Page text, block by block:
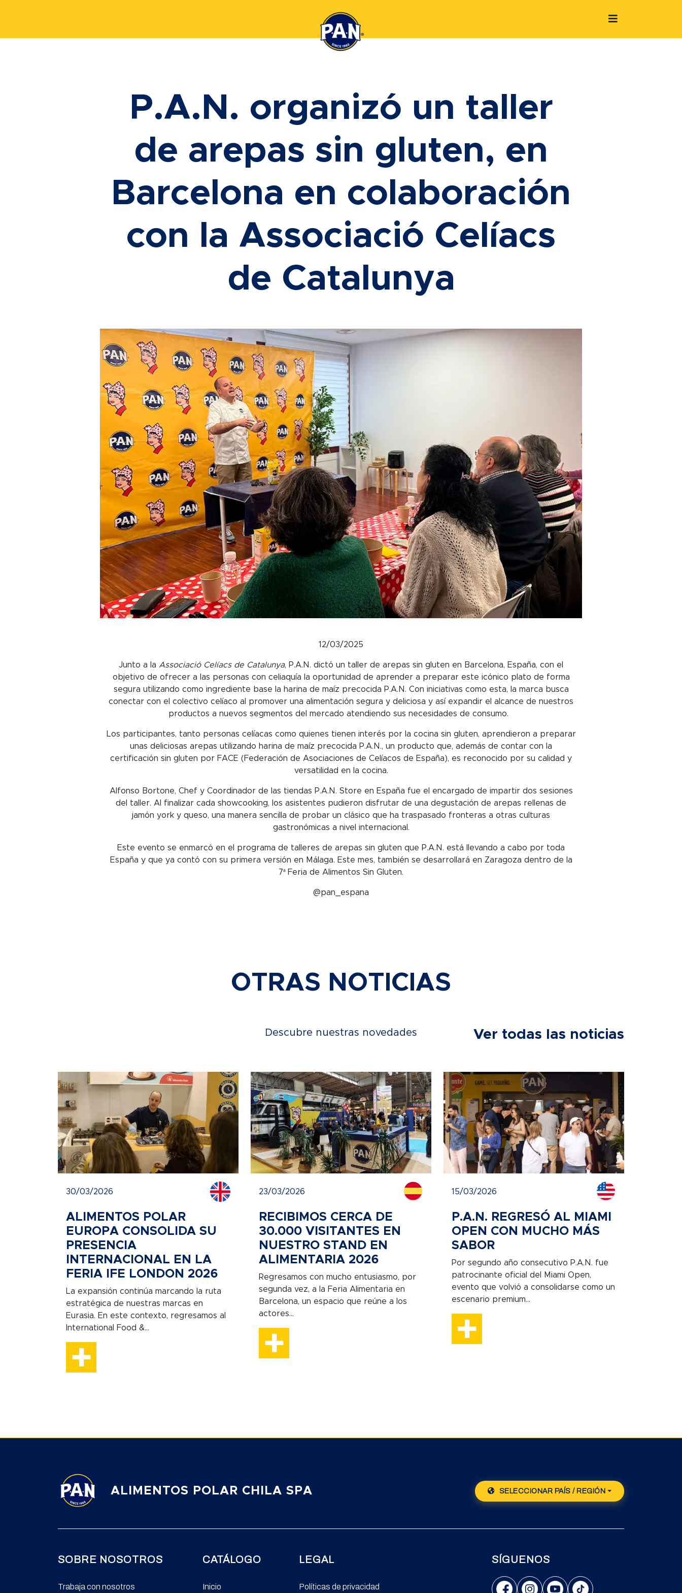
P.A.N. organizó un taller
de arepas sin gluten, en
Barcelona en colaboración
con la Associació Celíacs
de Catalunya
12/03/2025
Junto a la Associació Celíacs de Catalunya, P.A.N. dictó un taller de arepas sin gluten en Barcelona, España, con el
objetivo de ofrecer a las personas con celiaquía la oportunidad de aprender a preparar este icónico plato de forma
segura utilizando como ingrediente base la harina de maíz precocida P.A.N. Con iniciativas como esta, la marca busca
conectar con el colectivo celíaco al promover una alimentación segura y deliciosa y así expandir el alcance de nuestros
productos a nuevos segmentos del mercado atendiendo sus necesidades de consumo.
Los participantes, tanto personas celíacas como quienes tienen interés por la cocina sin gluten, aprendieron a preparar
unas deliciosas arepas utilizando harina de maíz precocida P.A.N., un producto que, además de contar con la
certificación sin gluten por FACE (Federación de Asociaciones de Celíacos de España), es reconocido por su calidad y
versatilidad en la cocina.
Alfonso Bortone, Chef y Coordinador de las tiendas P.A.N. Store en España fue el encargado de impartir dos sesiones
del taller. Al finalizar cada showcooking, los asistentes pudieron disfrutar de una degustación de arepas rellenas de
jamón york y queso, una manera sencilla de probar un clásico que ha traspasado fronteras a otras culturas
gastronómicas a nivel internacional.
Este evento se enmarcó en el programa de talleres de arepas sin gluten que P.A.N. está llevando a cabo por toda
España y que ya contó con su primera versión en Málaga. Este mes, también se desarrollará en Zaragoza dentro de la
7ª Feria de Alimentos Sin Gluten.
@pan_espana
OTRAS NOTICIAS
Descubre nuestras novedades Ver todas las noticias
30/03/2026
ALIMENTOS POLAR
EUROPA CONSOLIDA SU
PRESENCIA
INTERNACIONAL EN LA
FERIA IFE LONDON 2026
La expansión continúa marcando la ruta
estratégica de nuestras marcas en
Eurasia. En este contexto, regresamos al
International Food &...
23/03/2026
RECIBIMOS CERCA DE
30.000 VISITANTES EN
NUESTRO STAND EN
ALIMENTARIA 2026
Regresamos con mucho entusiasmo, por
segunda vez, a la Feria Alimentaria en
Barcelona, un espacio que reúne a los
actores...
15/03/2026
P.A.N. REGRESÓ AL MIAMI
OPEN CON MUCHO MÁS
SABOR
Por segundo año consecutivo P.A.N. fue
patrocinante oficial del Miami Open,
evento que volvió a consolidarse como un
escenario premium...
ALIMENTOS POLAR CHILA SPA SELECCIONAR PAÍS / REGIÓN
SOBRE NOSOTROS
Trabaja con nosotros
CATÁLOGO
Inicio
LEGAL
Políticas de privacidad
SÍGUENOS